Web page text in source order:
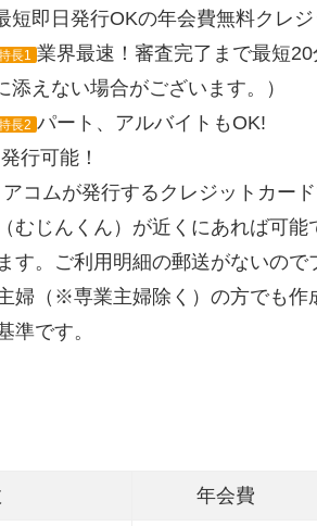
短即日発行OKの年会費無料クレジ
長1 業界最速！審査完了まで最短
添えない場合がございます。）
長2 パート、アルバイトもOK!
行可能！
コムが発行するクレジットカー
むじんくん）が近くにあれば可
す。ご利用明細の郵送がないので
婦（※専業主婦除く）の方でも作
準です。
年会費